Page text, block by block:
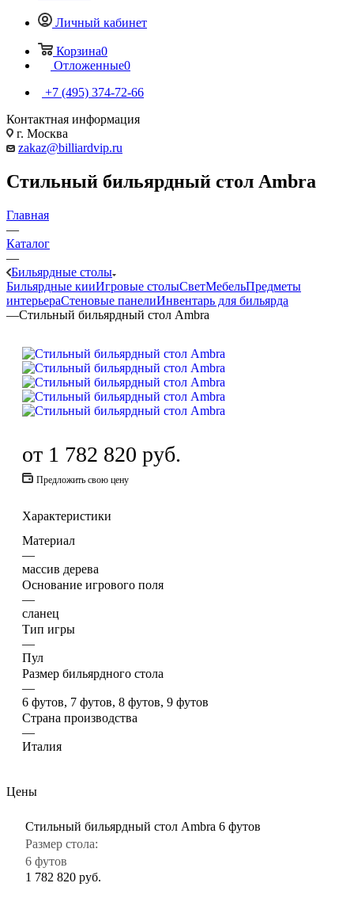
Личный кабинет
Корзина0
Отложенные0
+7 (495) 374-72-66
Контактная информация
г. Москва
zakaz@billiardvip.ru
Стильный бильярдный стол Ambra
Главная
—
Каталог
—
Бильярдные столы
Бильярдные кииИгровые столыСветМебельПредметы
интерьераСтеновые панелиИнвентарь для бильярда
—Стильный бильярдный стол Ambra
от 1 782 820 руб.
Предложить свою цену
Характеристики
Материал
—
массив дерева
Основание игрового поля
—
сланец
Тип игры
—
Пул
Размер бильярдного стола
—
6 футов, 7 футов, 8 футов, 9 футов
Страна производства
—
Италия
Цены
Стильный бильярдный стол Ambra 6 футов
Размер стола:
6 футов
1 782 820 руб.